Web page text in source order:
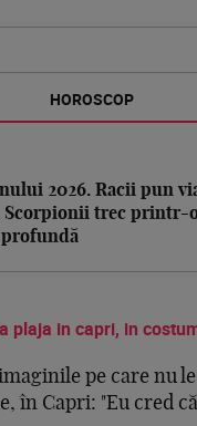
HOROSCOP
2026. Racii pun
trec printr-
pe care nu
în Capri: "Eu cred